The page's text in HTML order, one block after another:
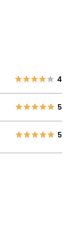
4
5
5